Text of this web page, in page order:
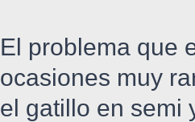
El problema que
ocasiones muy
el gatillo en semi